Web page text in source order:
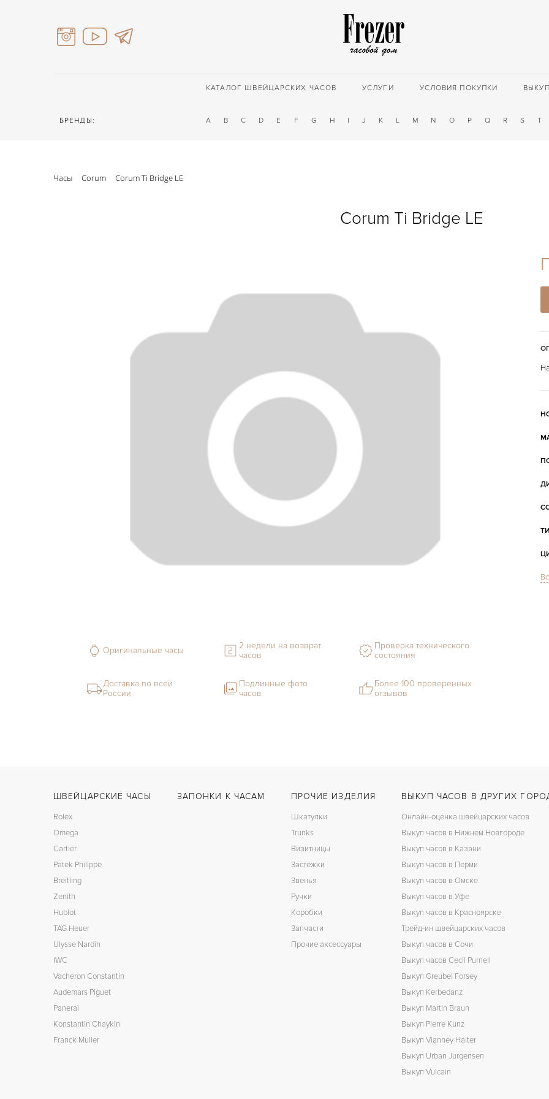
КАТАЛОГ ШВЕЙЦАРСКИХ ЧАСОВ УСЛУГИ УСЛОВИЯ ПОКУПКИ ВЫКУП
БРЕНДЫ: A B C D E F G H I J K L M N O P Q R S T
Часы Corum Corum Ti Bridge LE
Corum Ti Bridge LE
Оригинальные часы
2 недели на возврат
часов
Проверка технического
состояния
Доставка по всей
России
Подлинные фото
часов
Более 100 проверенных
отзывов
ШВЕЙЦАРСКИЕ ЧАСЫ
Rolex
Omega
Cartier
Patek Philippe
Breitling
Zenith
Hublot
TAG Heuer
Ulysse Nardin
IWC
Vacheron Constantin
Audemars Piguet
Panerai
Konstantin Chaykin
Franck Muller
ЗАПОНКИ К ЧАСАМ ПРОЧИЕ ИЗДЕЛИЯ
Шкатулки
Trunks
Визитницы
Застежки
Звенья
Ручки
Коробки
Запчасти
Прочие аксессуары
ВЫКУП ЧАСОВ В ДРУГИХ
Онлайн-оценка швейцарских часов
Выкуп часов в Нижнем Новгороде
Выкуп часов в Казани
Выкуп часов в Перми
Выкуп часов в Омске
Выкуп часов в Уфе
Выкуп часов в Красноярске
Трейд-ин швейцарских часов
Выкуп часов в Сочи
Выкуп часов Cecil Purnell
Выкуп Greubel Forsey
Выкуп Kerbedanz
Выкуп Martin Braun
Выкуп Pierre Kunz
Выкуп Vianney Halter
Выкуп Urban Jurgensen
Выкуп Vulcain